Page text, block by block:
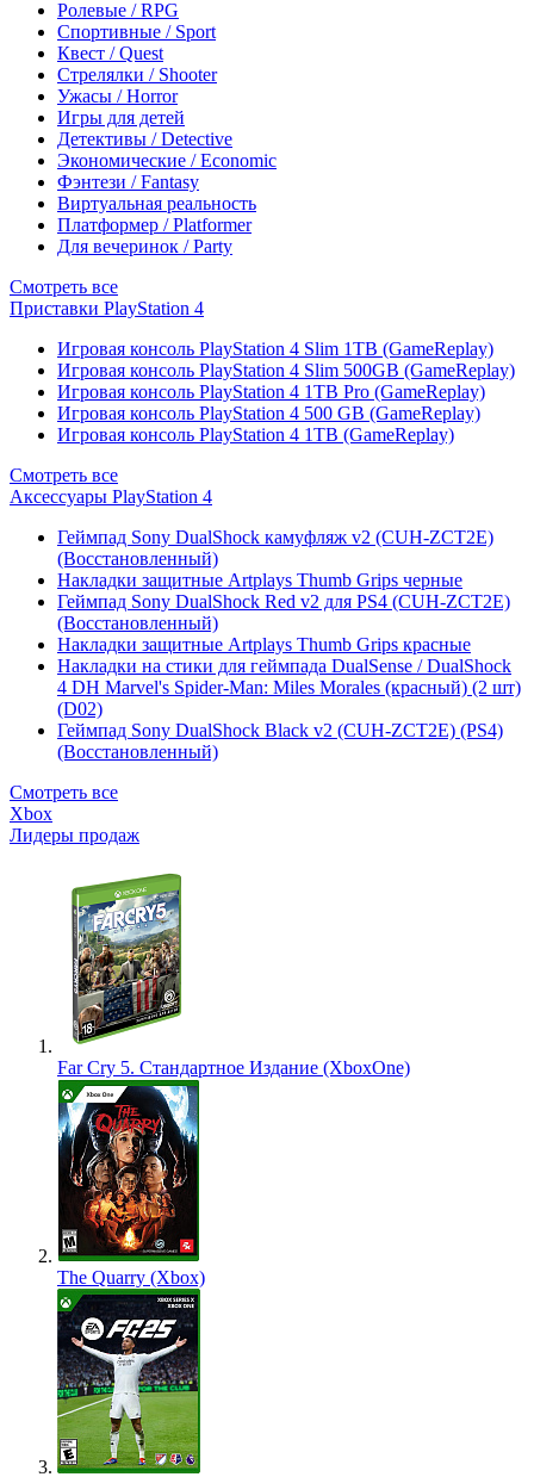
Ролевые / RPG
Спортивные / Sport
Квест / Quest
Стрелялки / Shooter
Ужасы / Horror
Игры для детей
Детективы / Detective
Экономические / Economic
Фэнтези / Fantasy
Виртуальная реальность
Платформер / Platformer
Для вечеринок / Party
Смотреть все
Приставки PlayStation 4
Игровая консоль PlayStation 4 Slim 1TB (GameReplay)
Игровая консоль PlayStation 4 Slim 500GB (GameReplay)
Игровая консоль PlayStation 4 1TB Pro (GameReplay)
Игровая консоль PlayStation 4 500 GB (GameReplay)
Игровая консоль PlayStation 4 1TB (GameReplay)
Смотреть все
Аксессуары PlayStation 4
Геймпад Sony DualShock камуфляж v2 (CUH-ZCT2E)
(Восстановленный)
Накладки защитные Artplays Thumb Grips черные
Геймпад Sony DualShock Red v2 для PS4 (CUH-ZCT2E)
(Восстановленный)
Накладки защитные Artplays Thumb Grips красные
Накладки на стики для геймпада DualSense / DualShock
4 DH Marvel's Spider-Man: Miles Morales (красный) (2 шт)
(D02)
Геймпад Sony DualShock Black v2 (CUH-ZCT2E) (PS4)
(Восстановленный)
Смотреть все
Xbox
Лидеры продаж
Far Cry 5. Стандартное Издание (XboxOne)
The Quarry (Xbox)